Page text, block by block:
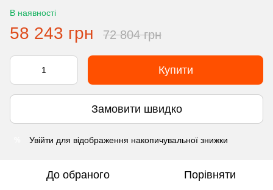
В наявності
58 243 грн 72 804 грн
Купити
Замовити швидко
Увійти для відображення накопичувальної знижки
До обраного Порівняти